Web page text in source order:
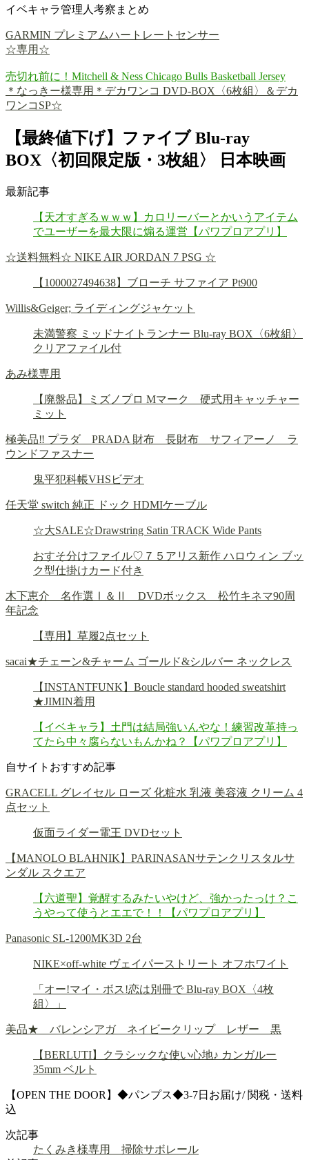
イベキャラ管理人考察まとめ
GARMIN プレミアムハートレートセンサー
☆専用☆
売切れ前に！Mitchell & Ness Chicago Bulls Basketball Jersey
＊なっきー様専用＊デカワンコ DVD-BOX〈6枚組〉＆デカ
ワンコSP☆
【最終値下げ】ファイブ Blu-ray
BOX〈初回限定版・3枚組〉 日本映画
最新記事
【天才すぎるｗｗｗ】カロリーバーとかいうアイテム
でユーザーを最大限に煽る運営【パワプロアプリ】
☆送料無料☆ NIKE AIR JORDAN 7 PSG ☆
【1000027494638】ブローチ サファイア Pt900
Willis&Geiger; ライディングジャケット
未満警察 ミッドナイトランナー Blu-ray BOX〈6枚組〉
クリアファイル付
あみ様専用
【廃盤品】ミズノプロ Mマーク 硬式用キャッチャー
ミット
極美品‼️ プラダ PRADA 財布 長財布 サフィアーノ ラ
ウンドファスナー
鬼平犯科帳VHSビデオ
任天堂 switch 純正 ドック HDMIケーブル
☆大SALE☆Drawstring Satin TRACK Wide Pants
おすそ分けファイル♡７５アリス新作 ハロウィン ブッ
ク型仕掛けカード付き
木下恵介 名作選Ⅰ＆Ⅱ DVDボックス 松竹キネマ90周
年記念
【専用】草履2点セット
sacai★チェーン&チャーム ゴールド&シルバー ネックレス
【INSTANTFUNK】Boucle standard hooded sweatshirt
★JIMIN着用
【イベキャラ】土門は結局強いんやな！練習改革持っ
てたら中々腐らないもんかね？【パワプロアプリ】
自サイトおすすめ記事
GRACELL グレイセル ローズ 化粧水 乳液 美容液 クリーム 4
点セット
仮面ライダー電王 DVDセット
【MANOLO BLAHNIK】PARINASANサテンクリスタルサ
ンダル スクエア
【六道聖】覚醒するみたいやけど、強かったっけ？こ
うやって使うとエエで！！【パワプロアプリ】
Panasonic SL-1200MK3D 2台
NIKE×off-white ヴェイパーストリート オフホワイト
「オー!マイ・ボス!恋は別冊で Blu-ray BOX〈4枚
組〉」
美品★ バレンシアガ ネイビークリップ レザー 黒
【BERLUTI】クラシックな使い心地♪ カンガルー
35mm ベルト
【OPEN THE DOOR】◆パンプス◆3-7日お届け/ 関税・送料
込
次記事
たくみき様専用 掃除サボレール